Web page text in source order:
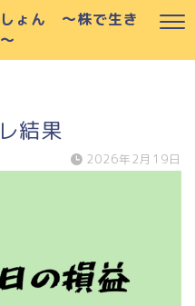
ょん ～株で生き
結果
2026年2月19日